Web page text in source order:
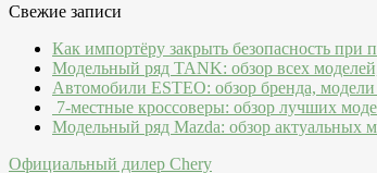
Свежие записи
Как импортёру закрыть безопасность при
Модельный ряд TANK: обзор всех
Автомобили ESTEO: обзор бренда,
7-местные кроссоверы: обзор лучших
Модельный ряд Mazda: обзор актуальных
Официальный дилер Chery